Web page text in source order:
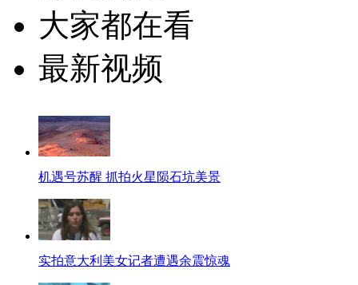
大家都在看
最新视频
机遇号苏醒 抓拍火星陨石坑美景
实拍意大利美女记者遭遇余震惊魂